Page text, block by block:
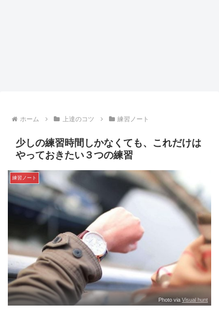
ホーム 上達のコツ 練習ノート
少しの練習時間しかなくても、これだけは
やっておきたい３つの練習
練習ノート
Photo viaVisual hunt